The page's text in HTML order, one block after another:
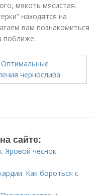
мякоть мясистая.
находятся на
вам познакомиться
поближе.
сайте:
Яровой чеснок:
Как бороться с